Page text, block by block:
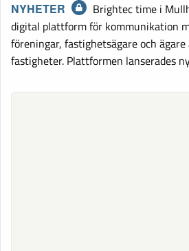
NYHETER
Brightec time i
digital plattform för kommunikation
föreningar, fastighetsägare och
fastigheter. Plattformen lanserades